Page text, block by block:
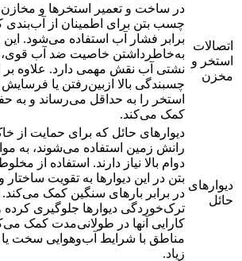
اتصالات
استخر و
مخزن
در ساخت و تعمیر استخرها و
چسب بتن برای اطمینان از آب‌بندی
برابر فشار آب استفاده می‌شود.
به‌خاطرداشتن خاصیت ضد آب قوی،
نشتی آب نقش مهمی دارد. علاوه بر
چسبندگی بالا ازبین‌رفتن یا
استخر را به حداقل می‌رساند و به
کمک می‌کند.
دیوارهای
حائل
دیوارهای حائل که برای حمایت از
رانش زمین استفاده می‌شوند، به
دوام بالا نیاز دارند. استفاده از
بتن در این دیوارها به تقویت
در برابر بارهای سنگین کمک می‌کند.
ترک‌خوردگی دیوارها جلوگیری کرده
کارایی آنها در طولانی‌مدت کمک
مناطق با شرایط آب‌وهوایی سخت یا
زیاد.